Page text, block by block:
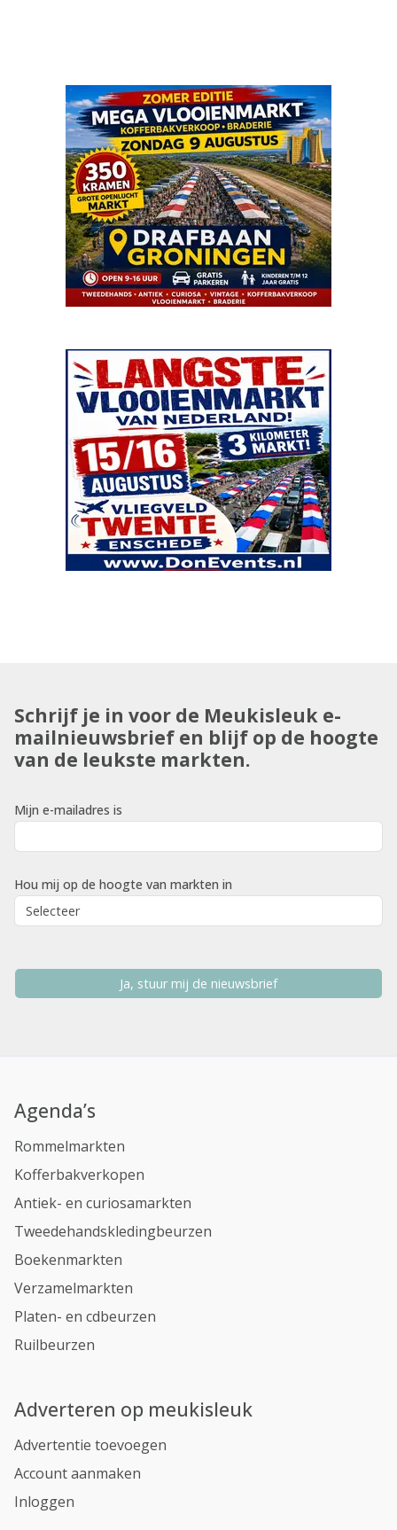
Schrijf je in voor de Meukisleuk e-
mailnieuwsbrief en blijf op de hoogte
van de leukste markten.
Mijn e-mailadres is
Hou mij op de hoogte van markten in
Ja, stuur mij de nieuwsbrief
Agenda’s
Rommelmarkten
Kofferbakverkopen
Antiek- en curiosamarkten
Tweedehandskledingbeurzen
Boekenmarkten
Verzamelmarkten
Platen- en cdbeurzen
Ruilbeurzen
Adverteren op meukisleuk
Advertentie toevoegen
Account aanmaken
Inloggen